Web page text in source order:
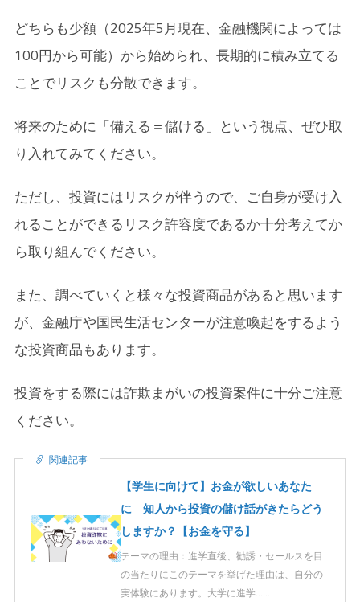
どちらも少額（2025年5月現在、金融機関によっては
100円から可能）から始められ、長期的に積み立てる
ことでリスクも分散できます。
将来のために「備える＝儲ける」という視点、ぜひ取
り入れてみてください。
ただし、投資にはリスクが伴うので、ご自身が受け入
れることができるリスク許容度であるか十分考えてか
ら取り組んでください。
また、調べていくと様々な投資商品があると思います
が、金融庁や国民生活センターが注意喚起をするよう
な投資商品もあります。
投資をする際には詐欺まがいの投資案件に十分ご注意
ください。
関連記事
【学生に向けて】お金が欲しいあなた
に 知人から投資の儲け話がきたらどう
しますか？【お金を守る】
テーマの理由：進学直後、勧誘・セールスを目
の当たりにこのテーマを挙げた理由は、自分の
実体験にあります。大学に進学……